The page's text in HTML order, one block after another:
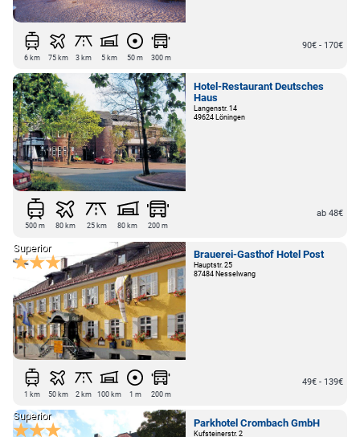
6 km 75 km 3 km 5 km 50 m 300 m
90€ - 170€
Hotel-Restaurant Deutsches
Haus
Langenstr. 14
49624 Löningen
500 m 80 km 25 km 80 km 200 m
ab 48€
Brauerei-Gasthof Hotel Post
Hauptstr. 25
87484 Nesselwang
Superior
1 km 50 km 2 km 100 km 1 m 200 m
49€ - 139€
Parkhotel Crombach GmbH
Kufsteinerstr. 2
Superior